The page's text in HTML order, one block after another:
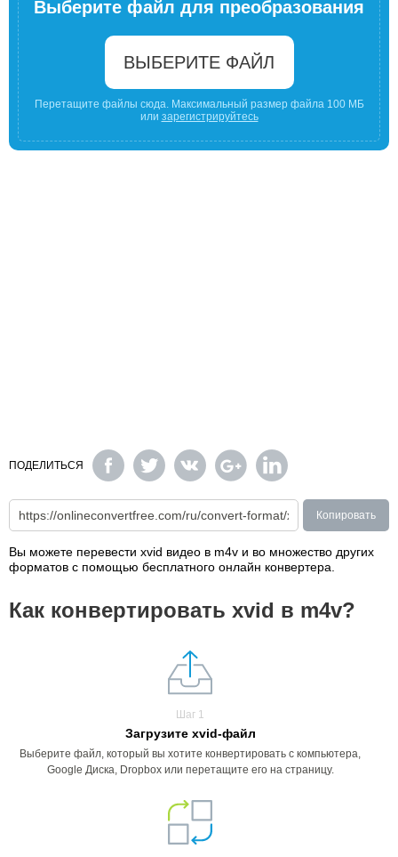
Выберите файл для преобразования
ВЫБЕРИТЕ ФАЙЛ
Перетащите файлы сюда. Максимальный размер файла 100 МБ
или зарегистрируйтесь
ПОДЕЛИТЬСЯ
Копировать
Вы можете перевести xvid видео в m4v и во множество других
форматов с помощью бесплатного онлайн конвертера.
Как конвертировать xvid в m4v?
Шаг 1
Загрузите xvid-файл
Выберите файл, который вы хотите конвертировать с компьютера,
Google Диска, Dropbox или перетащите его на страницу.